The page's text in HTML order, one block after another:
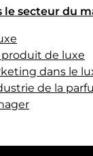
le secteur du
de luxe
dans le
de la